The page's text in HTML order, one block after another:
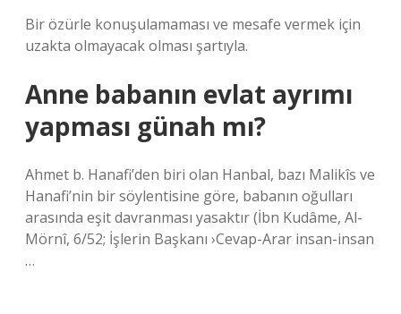
Bir özürle konuşulamaması ve mesafe vermek için
uzakta olmayacak olması şartıyla.
Anne babanın evlat ayrımı
yapması günah mı?
Ahmet b. Hanafi’den biri olan Hanbal, bazı Malikîs ve
Hanafi’nin bir söylentisine göre, babanın oğulları
arasında eşit davranması yasaktır (İbn Kudâme, Al-
Mörnî, 6/52; İşlerin Başkanı ›Cevap-Arar insan-insan
…